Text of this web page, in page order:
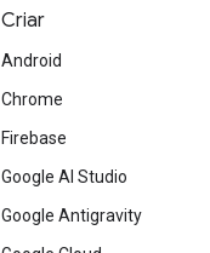
Criar
Android
Chrome
Firebase
Google AI Studio
Google Antigravity